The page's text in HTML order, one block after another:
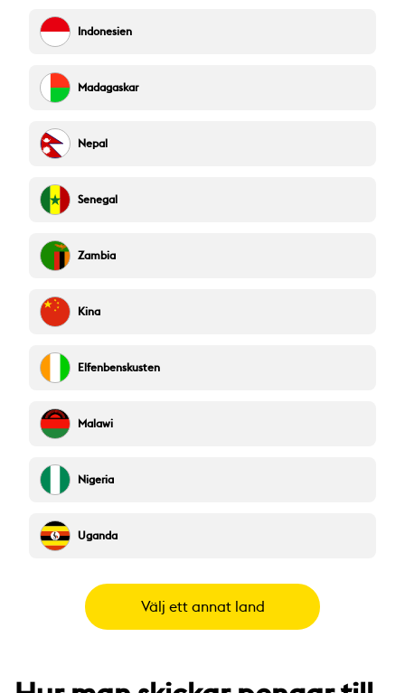
Indonesien
Madagaskar
Nepal
Senegal
Zambia
Kina
Elfenbenskusten
Malawi
Nigeria
Uganda
Välj ett annat land